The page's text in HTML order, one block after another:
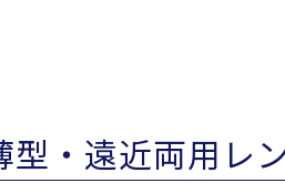
・遠近両用レ